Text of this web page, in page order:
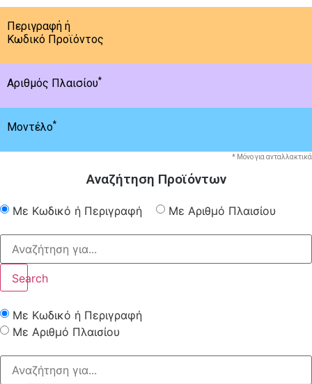
Περιγραφή ή
Κωδικό Προϊόντος
Αριθμός Πλαισίου*
Μοντέλο*
* Μόνο για ανταλλακτικά
Αναζήτηση Προϊόντων
Με Κωδικό ή Περιγραφή Με Αριθμό Πλαισίου
Search
Με Κωδικό ή Περιγραφή
Με Αριθμό Πλαισίου